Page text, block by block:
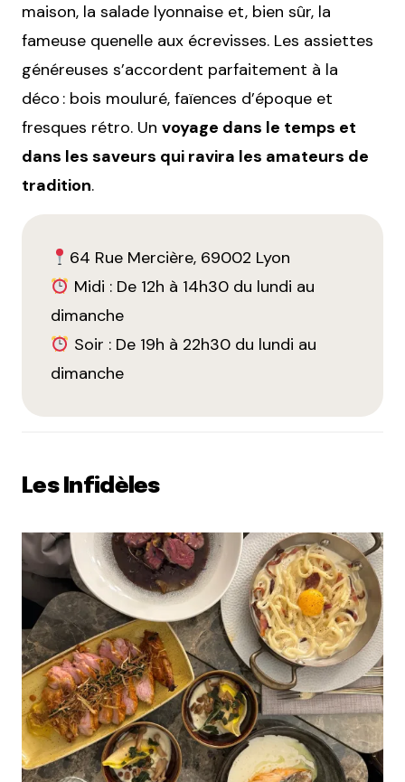
maison, la salade lyonnaise et, bien sûr, la
fameuse quenelle aux écrevisses. Les assiettes
généreuses s’accordent parfaitement à la
déco : bois mouluré, faïences d’époque et
fresques rétro. Un voyage dans le temps et
dans les saveurs qui ravira les amateurs de
tradition.
64 Rue Mercière, 69002 Lyon
Midi : De 12h à 14h30 du lundi au
dimanche
Soir : De 19h à 22h30 du lundi au
dimanche
Les Infidèles